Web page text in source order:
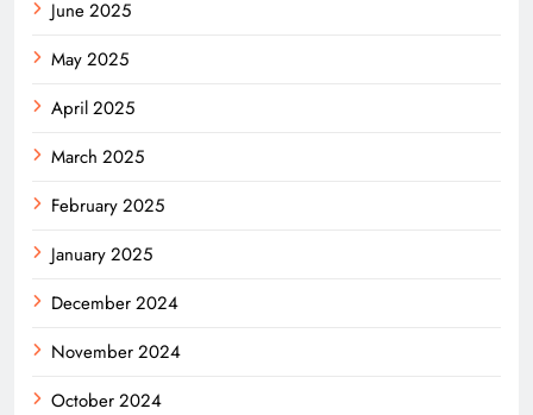
June 2025
May 2025
April 2025
March 2025
February 2025
January 2025
December 2024
November 2024
October 2024